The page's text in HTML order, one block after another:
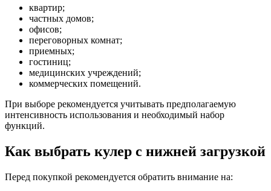
квартир;
частных домов;
офисов;
переговорных комнат;
приемных;
гостиниц;
медицинских учреждений;
коммерческих помещений.
При выборе рекомендуется учитывать предполагаемую
интенсивность использования и необходимый набор
функций.
Как выбрать кулер с нижней загрузкой
Перед покупкой рекомендуется обратить внимание на: